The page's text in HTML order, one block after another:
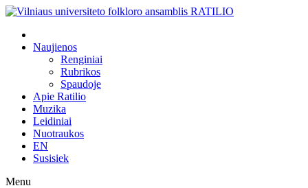
Naujienos
Renginiai
Rubrikos
Spaudoje
Apie Ratilio
Muzika
Leidiniai
Nuotraukos
EN
Susisiek
Menu